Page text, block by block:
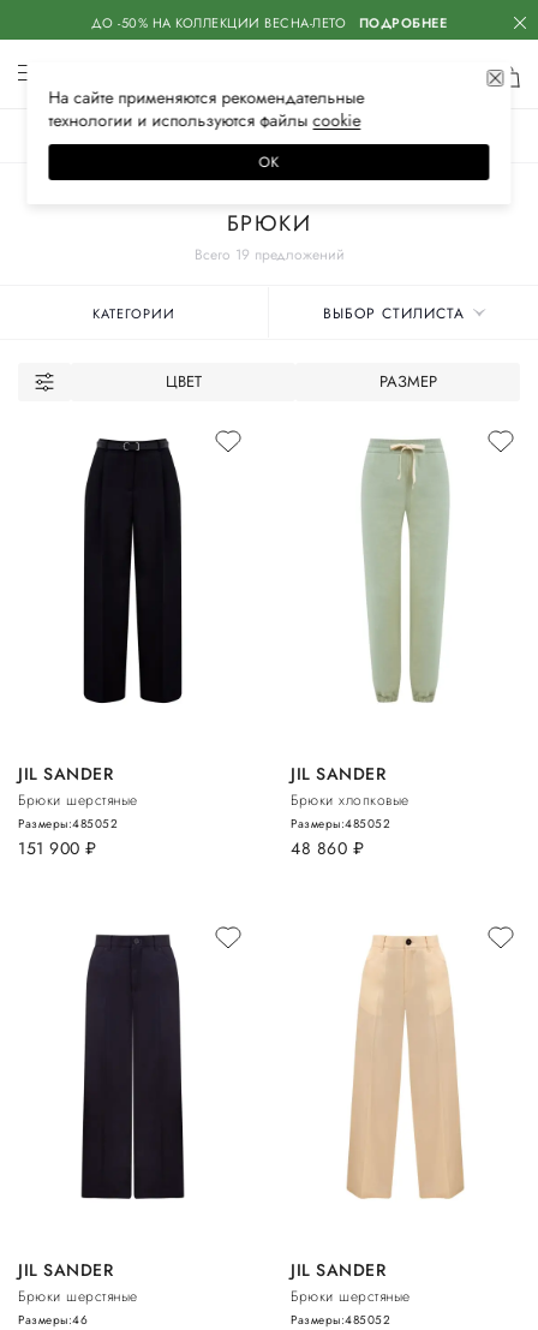
ДО -50% НА КОЛЛЕКЦИИ ВЕСНА-ЛЕТО ПОДРОБНЕЕ
Всего 19 предложений
БРЮКИ
КАТЕГОРИИ ВЫБОР СТИЛИСТА
ЦВЕТ РАЗМЕР
JIL SANDER
Брюки шерстяные
151 900 руб.
Размеры:485052
JIL SANDER
Брюки хлопковые
48 860 руб.
Размеры:485052
JIL SANDER
Брюки шерстяные
Размеры:46
JIL SANDER
Брюки шерстяные
Размеры:485052
На сайте применяются рекомендательные
технологии и используются файлысооkiе
ОК